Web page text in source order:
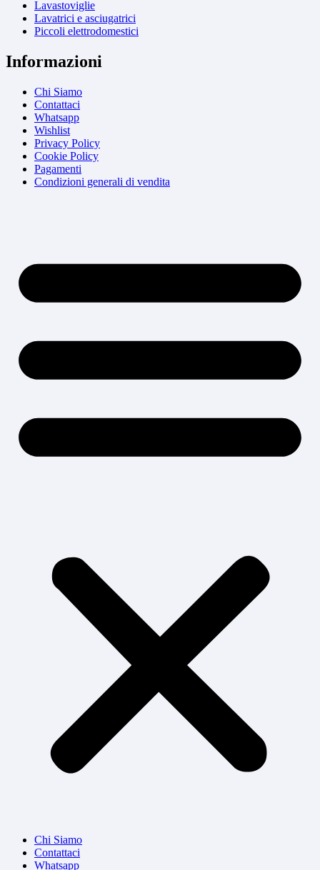
Lavastoviglie
Lavatrici e asciugatrici
Piccoli elettrodomestici
Informazioni
Chi Siamo
Contattaci
Whatsapp
Wishlist
Privacy Policy
Cookie Policy
Pagamenti
Condizioni generali di vendita
Chi Siamo
Contattaci
Whatsapp